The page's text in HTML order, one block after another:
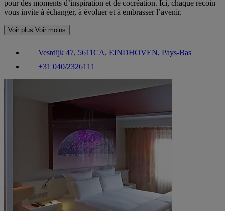
pour des moments d’inspiration et de cocréation. Ici, chaque recoin
vous invite à échanger, à évoluer et à embrasser l’avenir.
Voir plus Voir moins
Vestdijk 47, 5611CA, EINDHOVEN, Pays-Bas
+31 040/2326111